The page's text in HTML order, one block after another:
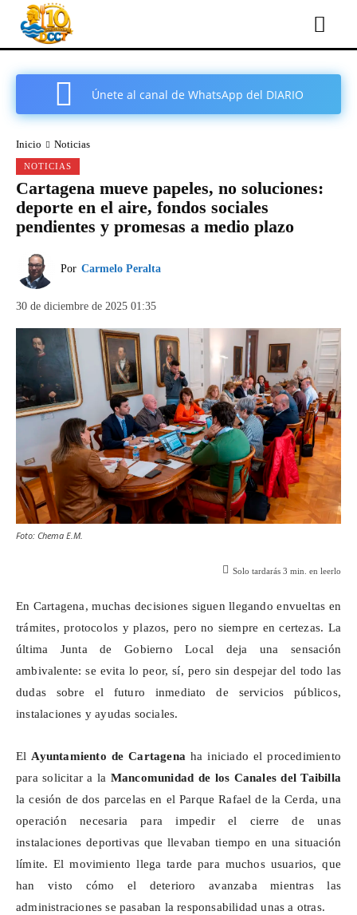
Únete al canal de WhatsApp del DIARIO
Inicio Noticias
NOTICIAS
Cartagena mueve papeles, no soluciones:
deporte en el aire, fondos sociales
pendientes y promesas a medio plazo
Por Carmelo Peralta
30 de diciembre de 2025 01:35
Foto: Chema E.M.
Solo tardarás 3 min. en leerlo
En Cartagena, muchas decisiones siguen llegando envueltas en
trámites, protocolos y plazos, pero no siempre en certezas. La
última Junta de Gobierno Local deja una sensación
ambivalente: se evita lo peor, sí, pero sin despejar del todo las
dudas sobre el futuro inmediato de servicios públicos,
instalaciones y ayudas sociales.
El Ayuntamiento de Cartagena ha iniciado el procedimiento
para solicitar a la Mancomunidad de los Canales delTaibilla
la cesión de dos parcelas en el Parque Rafael de la Cerda, una
operación necesaria para impedir el cierre de unas
instalaciones deportivas que llevaban tiempo en una situación
límite. El movimiento llega tarde para muchos usuarios, que
han visto cómo el deterioro avanzaba mientras las
administraciones se pasaban la responsabilidad unas a otras.